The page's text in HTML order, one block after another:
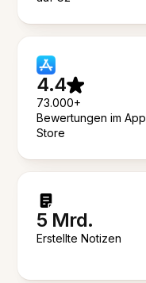
4.4
73.000+
Bewertungen im App
Store
5 Mrd.
Erstellte Notizen